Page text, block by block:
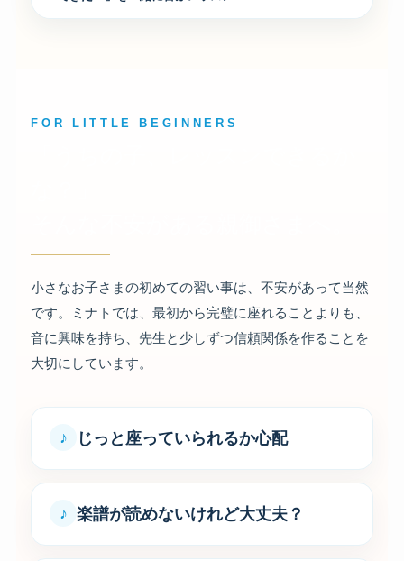
FOR LITTLE BEGINNERS
小さなお子さまの初めての習い事は、不安があって当然
です。ミナトでは、最初から完璧に座れることよりも、
音に興味を持ち、先生と少しずつ信頼関係を作ることを
大切にしています。
じっと座っていられるか心配
楽譜が読めないけれど大丈夫？